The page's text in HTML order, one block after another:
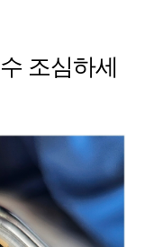
조심하세